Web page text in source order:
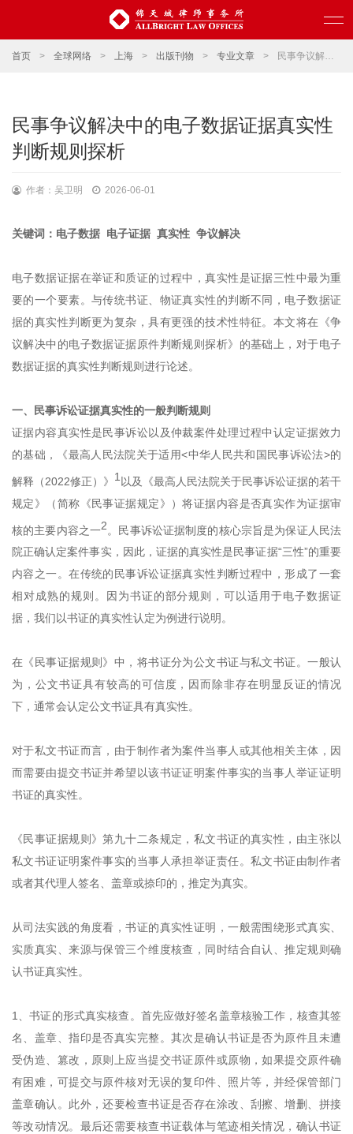
首页 > 全球网络 > 上海 > 出版刊物 > 专业文章 > 民事争议解决中的电子数据证据真实性判断规则探析
民事争议解决中的电子数据证据真实性
判断规则探析
作者：吴卫明 2026-06-01
关键词：电子数据 电子证据 真实性 争议解决
电子数据证据在举证和质证的过程中，真实性是证据三性中最为重
要的一个要素。与传统书证、物证真实性的判断不同，电子数据证
据的真实性判断更为复杂，具有更强的技术性特征。本文将在《争
议解决中的电子数据证据原件判断规则探析》的基础上，对于电子
数据证据的真实性判断规则进行论述。
一、民事诉讼证据真实性的一般判断规则
证据内容真实性是民事诉讼以及仲裁案件处理过程中认定证据效力
的基础，《最高人民法院关于适用<中华人民共和国民事诉讼法>的
解释（2022修正）》 1 以及《最高人民法院关于民事诉讼证据的若干
规定》（简称《民事证据规定》）将证据内容是否真实作为证据审
核的主要内容之一2。民事诉讼证据制度的核心宗旨是为保证人民法
院正确认定案件事实，因此，证据的真实性是民事证据“三性”的重要
内容之一。在传统的民事诉讼证据真实性判断过程中，形成了一套
相对成熟的规则。因为书证的部分规则，可以适用于电子数据证
据，我们以书证的真实性认定为例进行说明。
在《民事证据规则》中，将书证分为公文书证与私文书证。一般认
为，公文书证具有较高的可信度，因而除非存在明显反证的情况
下，通常会认定公文书证具有真实性。
对于私文书证而言，由于制作者为案件当事人或其他相关主体，因
而需要由提交书证并希望以该书证证明案件事实的当事人举证证明
书证的真实性。
《民事证据规则》第九十二条规定，私文书证的真实性，由主张以
私文书证证明案件事实的当事人承担举证责任。私文书证由制作者
或者其代理人签名、盖章或捺印的，推定为真实。
从司法实践的角度看，书证的真实性证明，一般需围绕形式真实、
实质真实、来源与保管三个维度核查，同时结合自认、推定规则确
认书证真实性。
1、书证的形式真实核查。首先应做好签名盖章核验工作，核查其签
名、盖章、指印是否真实完整。其次是确认书证是否为原件且未遭
受伪造、篡改，原则上应当提交书证原件或原物，如果提交原件确
有困难，可提交与原件核对无误的复印件、照片等，并经保管部门
盖章确认。此外，还要检查书证是否存在涂改、刮擦、增删、拼接
等改动情况。最后还需要核查书证载体与笔迹相关情况，确认书证